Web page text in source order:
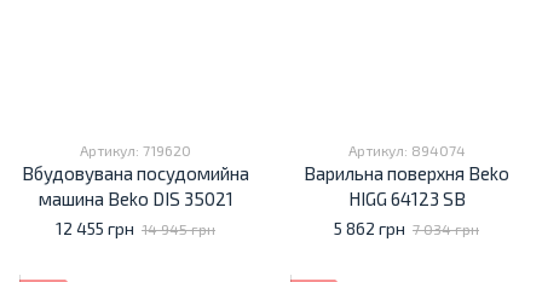
Артикул: 719620
Вбудовувана посудомийна
машина Beko DIS 35021
12 455 грн 14 945 грн
Артикул: 894074
Варильна поверхня Beko
HIGG 64123 SB
5 862 грн 7 034 грн